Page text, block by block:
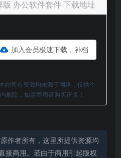
办公软件套件 下载地址
加入会员极速下载，补档
站所有资源均来源于网络，仅供个
删除，如需商用请购买正版！
作者所有，这里所提供资源均
接商用。若由于商用引起版权